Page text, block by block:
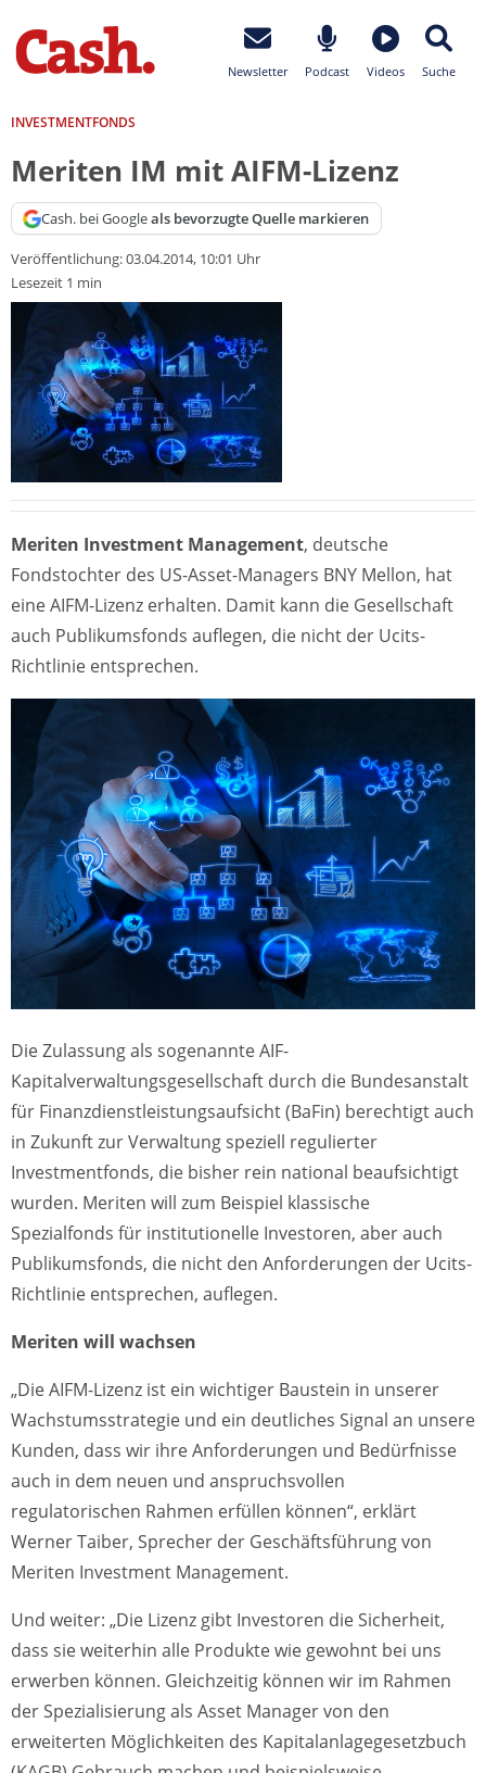
Newsletter Podcast Videos Suche
INVESTMENTFONDS
Meriten IM mit AIFM-Lizenz
Cash. bei Googleals bevorzugte Quelle markieren
Veröffentlichung:03.04.2014, 10:01 Uhr
Lesezeit 1 min
Meriten Investment Management, deutsche
Fondstochter des US-Asset-Managers BNY Mellon, hat
eine AIFM-Lizenz erhalten. Damit kann die Gesellschaft
auch Publikumsfonds auflegen, die nicht der Ucits-
Richtlinie entsprechen.
Die Zulassung als sogenannte AIF-
Kapitalverwaltungsgesellschaft durch die Bundesanstalt
für Finanzdienstleistungsaufsicht (BaFin) berechtigt auch
in Zukunft zur Verwaltung speziell regulierter
Investmentfonds, die bisher rein national beaufsichtigt
wurden. Meriten will zum Beispiel klassische
Spezialfonds für institutionelle Investoren, aber auch
Publikumsfonds, die nicht den Anforderungen der Ucits-
Richtlinie entsprechen, auflegen.
Meriten will wachsen
„Die AIFM-Lizenz ist ein wichtiger Baustein in unserer
Wachstumsstrategie und ein deutliches Signal an unsere
Kunden, dass wir ihre Anforderungen und Bedürfnisse
auch in dem neuen und anspruchsvollen
regulatorischen Rahmen erfüllen können“, erklärt
Werner Taiber, Sprecher der Geschäftsführung von
Meriten Investment Management.
Und weiter: „Die Lizenz gibt Investoren die Sicherheit,
dass sie weiterhin alle Produkte wie gewohnt bei uns
erwerben können. Gleichzeitig können wir im Rahmen
der Spezialisierung als Asset Manager von den
erweiterten Möglichkeiten des Kapitalanlagegesetzbuch